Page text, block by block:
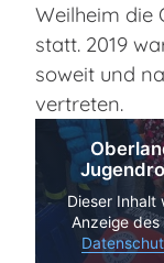
Weilheim die
statt. 2019
soweit und
vertreten.
Dieser Inhalt
Anzeige